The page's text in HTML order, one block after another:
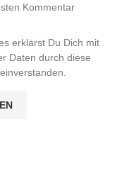
Kommentar
erklärst Du Dich mit
Daten durch diese
einverstanden.